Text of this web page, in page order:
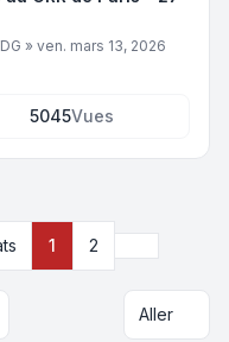
» ven. mars 13, 2026
5045Vues
1 2
Aller